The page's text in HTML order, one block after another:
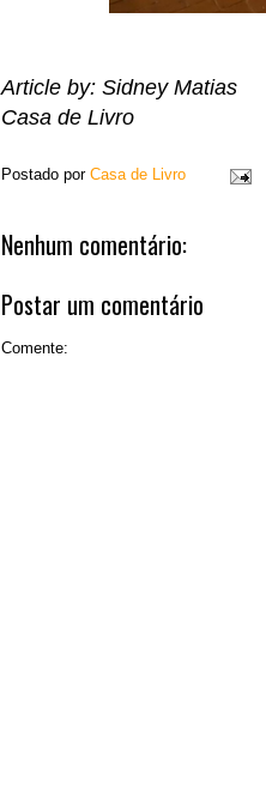
Article by: Sidney Matias
Casa de Livro
Postado por Casa de Livro
Nenhum comentário:
Postar um comentário
Comente: